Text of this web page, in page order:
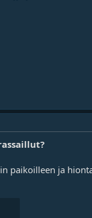
paikoilleen ja